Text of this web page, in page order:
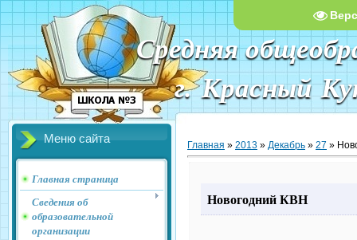
Средняя
г. Красный
Меню сайта
Главная страница
Сведения об
образовательной
организации
Главная » 2013 » Декабрь » 27 »
Новогодний КВН